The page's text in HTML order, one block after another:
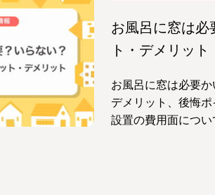
お風呂に窓は必
ト・デメリット
お風呂に窓は必要
デメリット、後悔
設置の費用面につい